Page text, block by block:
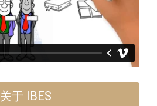
关于 IBES